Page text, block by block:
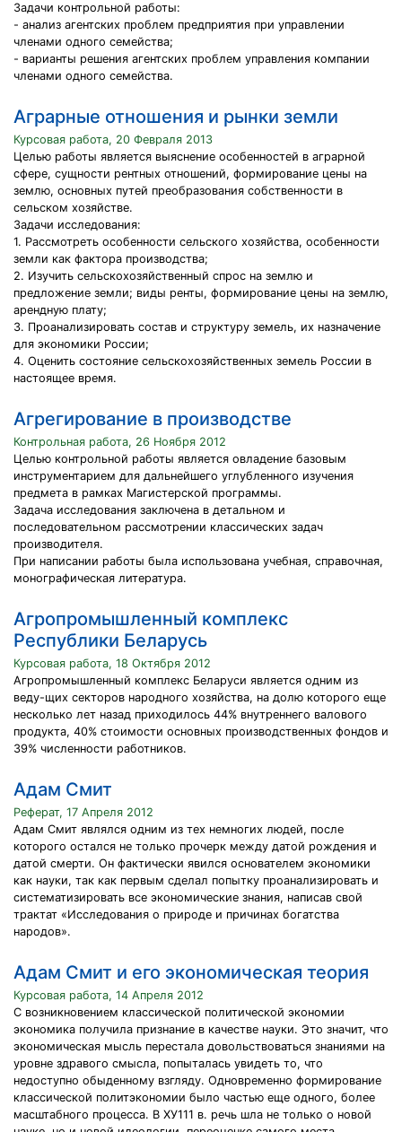
Задачи контрольной работы:
- анализ агентских проблем предприятия при управлении
членами одного семейства;
- варианты решения агентских проблем управления компании
членами одного семейства.
Аграрные отношения и рынки земли
Курсовая работа, 20 Февраля 2013
Целью работы является выяснение особенностей в аграрной
сфере, сущности рентных отношений, формирование цены на
землю, основных путей преобразования собственности в
сельском хозяйстве.
Задачи исследования:
1. Рассмотреть особенности сельского хозяйства, особенности
земли как фактора производства;
2. Изучить сельскохозяйственный спрос на землю и
предложение земли; виды ренты, формирование цены на землю,
арендную плату;
3. Проанализировать состав и структуру земель, их назначение
для экономики России;
4. Оценить состояние сельскохозяйственных земель России в
настоящее время.
Агрегирование в производстве
Контрольная работа, 26 Ноября 2012
Целью контрольной работы является овладение базовым
инструментарием для дальнейшего углубленного изучения
предмета в рамках Магистерской программы.
Задача исследования заключена в детальном и
последовательном рассмотрении классических задач
производителя.
При написании работы была использована учебная, справочная,
монографическая литература.
Агропромышленный комплекс
Республики Беларусь
Курсовая работа, 18 Октября 2012
Агропромышленный комплекс Беларуси является одним из
веду-щих секторов народного хозяйства, на долю которого еще
несколько лет назад приходилось 44% внутреннего валового
продукта, 40% стоимости основных производственных фондов и
39% численности работников.
Адам Смит
Реферат, 17 Апреля 2012
Адам Смит являлся одним из тех немногих людей, после
которого остался не только прочерк между датой рождения и
датой смерти. Он фактически явился основателем экономики
как науки, так как первым сделал попытку проанализировать и
систематизировать все экономические знания, написав свой
трактат «Исследования о природе и причинах богатства
народов».
Адам Смит и его экономическая теория
Курсовая работа, 14 Апреля 2012
С возникновением классической политической экономии
экономика получила признание в качестве науки. Это значит, что
экономическая мысль перестала довольствоваться знаниями на
уровне здравого смысла, попыталась увидеть то, что
недоступно обыденному взгляду. Одновременно формирование
классической политэкономии было частью еще одного, более
масштабного процесса. В ХУ111 в. речь шла не только о новой